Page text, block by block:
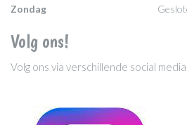
Zondag
Volg ons!
Volg ons via verschillende social